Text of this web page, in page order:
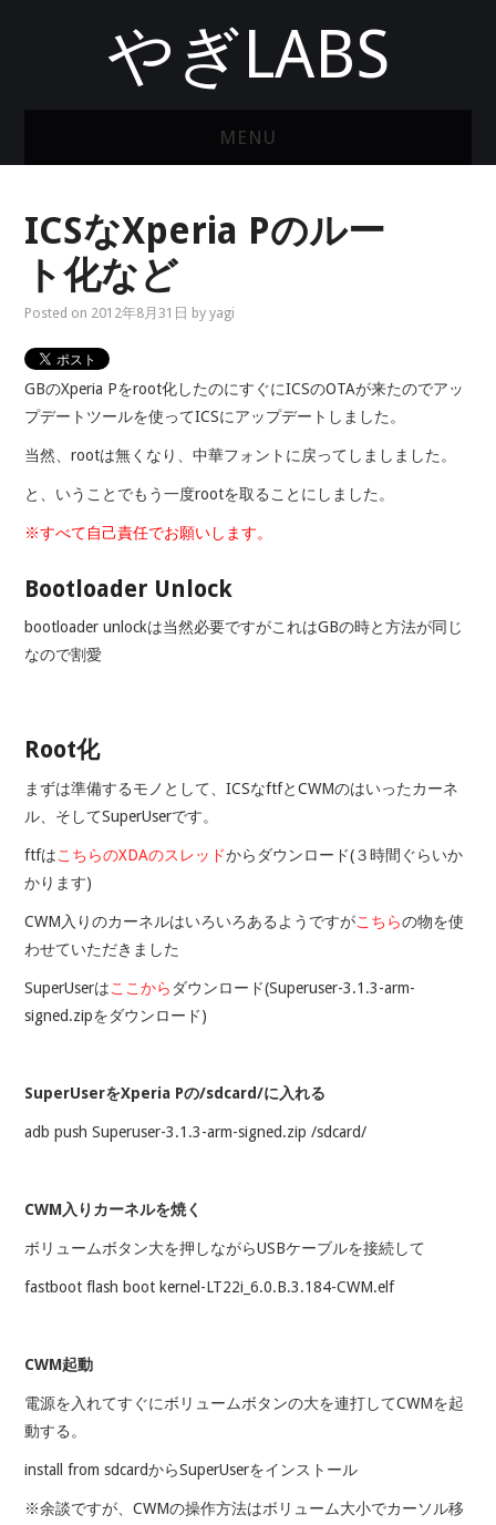
やぎLABS
MENU
ICSなXperia Pのルー
ト化など
Posted on 2012年8月31日 byyagi
GBのXperia Pをroot化したのにすぐにICSのOTAが来たのでアッ
プデートツールを使ってICSにアップデートしました。
当然、rootは無くなり、中華フォントに戻ってしましました。
と、いうことでもう一度rootを取ることにしました。
※すべて自己責任でお願いします。
Bootloader Unlock
bootloader unlockは当然必要ですがこれはGBの時と方法が同じ
なので割愛
Root化
まずは準備するモノとして、ICSなftfとCWMのはいったカーネ
ル、そしてSuperUserです。
ftfはこちらのXDAのスレッドからダウンロード(３時間ぐらいか
かります)
CWM入りのカーネルはいろいろあるようですがこちらの物を使
わせていただきました
SuperUserはここから ダウンロード(Superuser-3.1.3-arm-
signed.zipをダウンロード)
SuperUserをXperia Pの/sdcard/に入れる
adb push Superuser-3.1.3-arm-signed.zip /sdcard/
CWM入りカーネルを焼く
ボリュームボタン大を押しながらUSBケーブルを接続して
fastboot flash boot kernel-LT22i_6.0.B.3.184-CWM.elf
CWM起動
電源を入れてすぐにボリュームボタンの大を連打してCWMを起
動する。
install from sdcardからSuperUserをインストール
※余談ですが、CWMの操作方法はボリューム大小でカーソル移